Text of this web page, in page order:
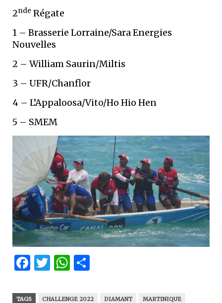
2nde Régate
1 – Brasserie Lorraine/Sara Energies
Nouvelles
2 – William Saurin/Miltis
3 – UFR/Chanflor
4 – L’Appaloosa/Vito/Ho Hio Hen
5 – SMEM
Facebook
Twitter
WhatsApp
TAGS CHALLENGE 2022 DIAMANT
MARTINIQUE